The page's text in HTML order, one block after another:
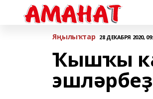
Яңылыҡтар 28 ДЕКАБРЯ 2020,
Ҡышҡы